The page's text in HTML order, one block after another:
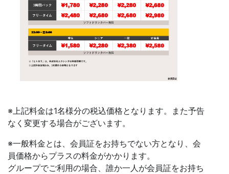
※上記料金は1名様分の税込価格となります。また予告
なく変更する場合がございます。
※一般料金とは、会員証をお持ちでない方となり、会
員価格からプラスの料金がかかります。
グループでご利用の場合、誰か一人が会員証をお持ち